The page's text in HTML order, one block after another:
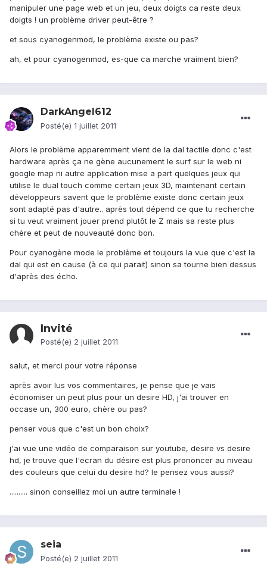
manipuler une page web et un jeu, deux doigts ca reste deux
doigts ! un problème driver peut-être ?
et sous cyanogenmod, le problème existe ou pas?
ah, et pour cyanogenmod, es-que ca marche vraiment bien?
DarkAngel612
Posté(e) 1 juillet 2011
Alors le problème apparemment vient de la dal tactile donc c'est
hardware après ça ne gène aucunement le surf sur le web ni
google map ni autre application mise a part quelques jeux qui
utilise le dual touch comme certain jeux 3D, maintenant certain
développeurs savent que le problème existe donc certain jeux
sont adapté pas d'autre.. après tout dépend ce que tu recherche
si tu veut vraiment jouer prend plutôt le Z mais sa reste plus
chère et peut de nouveauté donc bon.
Pour cyanogène mode le problème et toujours la vue que c'est la
dal qui est en cause (à ce qui parait) sinon sa tourne bien dessus
d'après des écho.
Invité
Posté(e) 2 juillet 2011
salut, et merci pour votre réponse
après avoir lus vos commentaires, je pense que je vais
économiser un peut plus pour un desire HD, j'ai trouver en
occase un, 300 euro, chère ou pas?
penser vous que c'est un bon choix?
j'ai vue une vidéo de comparaison sur youtube, desire vs desire
hd, je trouve que l'ecran du désire est plus prononcer au niveau
des couleurs que celui du desire hd? le pensez vous aussi?
.......... sinon conseillez moi un autre terminale !
seia
Posté(e) 2 juillet 2011